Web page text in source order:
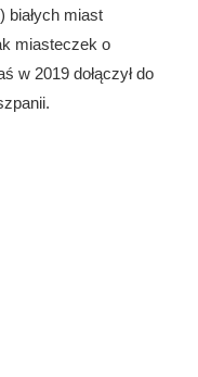
białych miast
miasteczek o
w 2019 dołączył do